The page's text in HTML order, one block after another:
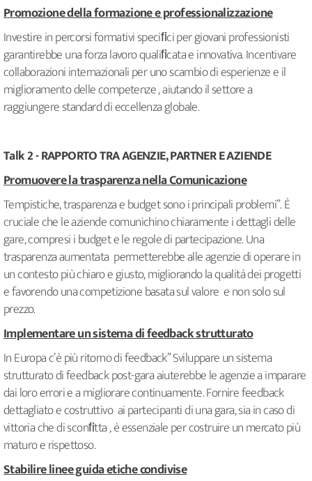
Promozione della formazione e professionalizzazione
Investire in percorsi formativi speciﬁci per giovani professionisti
garantirebbe una forza lavoro qualiﬁcata e innovativa. Incentivare
collaborazioni internazionali per uno scambio di esperienze e il
miglioramento delle competenze , aiutando il settore a
raggiungere standard di eccellenza globale.
Talk 2 - RAPPORTO TRA AGENZIE, PARTNER E AZIENDE
Promuovere la trasparenza nella Comunicazione
Tempistiche, trasparenza e budget sono i principali problemi”. È
cruciale che le aziende comunichino chiaramente i dettagli delle
gare, compresi i budget e le regole di partecipazione. Una
trasparenza aumentata permetterebbe alle agenzie di operare in
un contesto più chiaro e giusto, migliorando la qualità dei progetti
e favorendo una competizione basata sul valore e non solo sul
prezzo.
Implementare un sistema di feedback strutturato
In Europa c’è più ritorno di feedback” Sviluppare un sistema
strutturato di feedback post-gara aiuterebbe le agenzie a imparare
dai loro errori e a migliorare continuamente. Fornire feedback
dettagliato e costruttivo ai partecipanti di una gara, sia in caso di
vittoria che di sconﬁtta , è essenziale per costruire un mercato più
maturo e rispettoso.
Stabilire linee guida etiche condivise